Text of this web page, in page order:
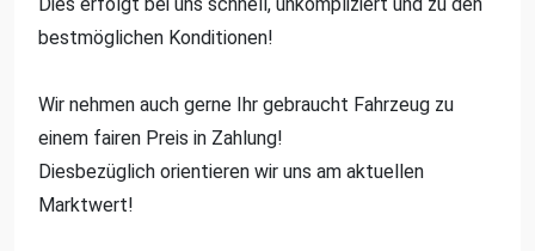
bestmöglichen Konditionen!
Wir nehmen auch gerne Ihr gebraucht Fahrzeug zu
einem fairen Preis in Zahlung!
Diesbezüglich orientieren wir uns am aktuellen
Marktwert!